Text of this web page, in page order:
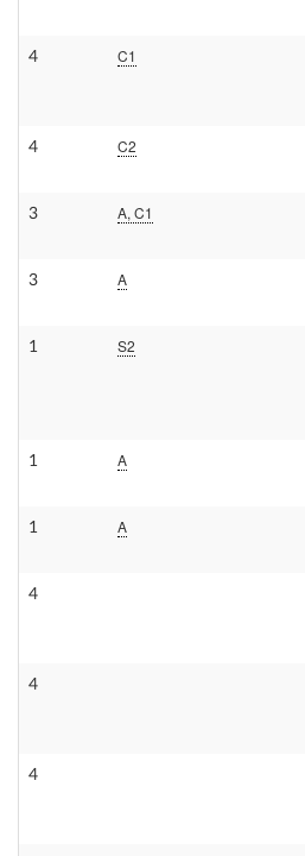
4 C1
4 C2
3 A, C1
3 A
1 S2
1 A
1 A
4
4
4